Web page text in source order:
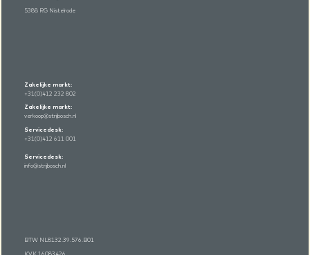
5388 RG Nistelrode
Zakelijke markt:
+31(0)412 232 802
Zakelijke markt:
verkoop@strijbosch.nl
Servicedesk:
+31(0)412 611 001
Servicedesk:
info@strijbosch.nl
BTW NL8132.39.576.B01
KVK 16083426